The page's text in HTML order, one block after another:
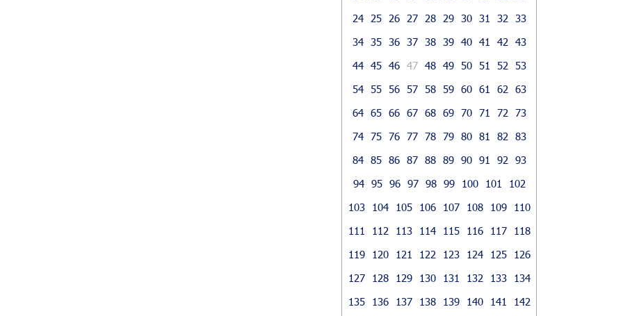
24
25 26 27 28 29 30 31 32
33
34 35 36 37 38 39 40 41 42
43
44 45 46 47 48 49 50 51 52
53
54 55 56 57 58 59 60 61 62
63
64 65 66 67 68 69 70 71 72
73
74 75 76 77 78 79 80 81 82
83
84 85 86 87 88 89 90 91 92
93
94 95 96 97 98 99 100 101
102
103
104 105 106 107 108 109
110
111
112 113 114 115 116 117
118
119
120 121 122 123 124 125
126
127
128 129 130 131 132 133
134
135
136 137 138 139 140 141
142